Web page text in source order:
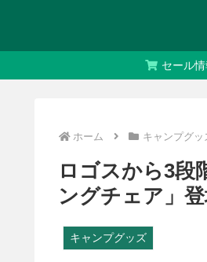
セール情
ホーム キャンプグッ
ロゴスから3段
ングチェア」
キャンプグッズ